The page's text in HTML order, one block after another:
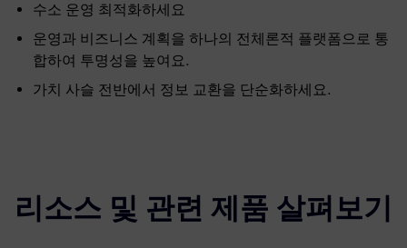
수소 운영 최적화하세요
운영과 비즈니스 계획을 하나의 전체론적 플랫폼으로 통
합하여 투명성을 높여요.
가치 사슬 전반에서 정보 교환을 단순화하세요.
리소스 및 관련 제품 살펴보기